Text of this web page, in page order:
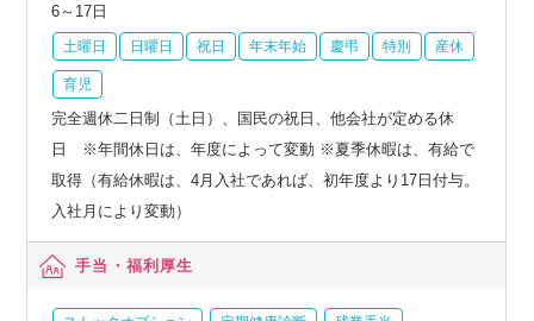
6～17日
土曜日 日曜日 祝日 年末年始 慶弔 特別 産休
育児
完全週休二日制（土日）、国民の祝日、他会社が定める休
日 ※年間休日は、年度によって変動 ※夏季休暇は、有給で
取得（有給休暇は、4月入社であれば、初年度より17日付与。
入社月により変動）
手当・福利厚生